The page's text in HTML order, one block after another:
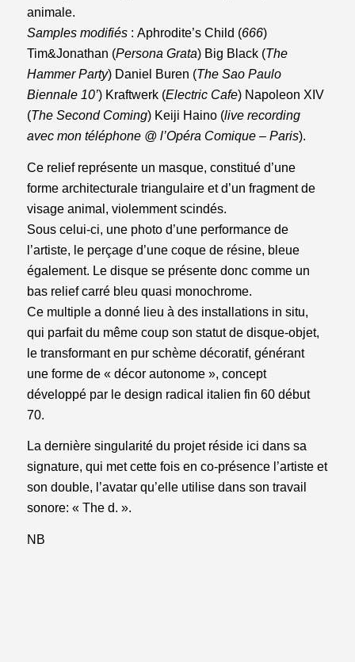
animale.
Samples modifiés: Aphrodite’s Child (666)
Tim&Jonathan (Persona Grata) Big Black (The
Hammer Party) Daniel Buren (The Sao Paulo
Biennale 10’) Kraftwerk (Electric Cafe) Napoleon XIV
(The Second Coming) Keiji Haino (live recording
avec mon téléphone @ l’Opéra Comique – Paris).
Ce relief représente un masque, constitué d’une
forme architecturale triangulaire et d’un fragment de
visage animal, violemment scindés.
Sous celui-ci, une photo d’une performance de
l’artiste, le perçage d’une coque de résine, bleue
également. Le disque se présente donc comme un
bas relief carré bleu quasi monochrome.
Ce multiple a donné lieu à des installations in situ,
qui parfait du même coup son statut de disque-objet,
le transformant en pur schème décoratif, générant
une forme de « décor autonome », concept
développé par le design radical italien fin 60 début
70.
La dernière singularité du projet réside ici dans sa
signature, qui met cette fois en co-présence l’artiste et
son double, l’avatar qu’elle utilise dans son travail
sonore: « The d. ».
NB